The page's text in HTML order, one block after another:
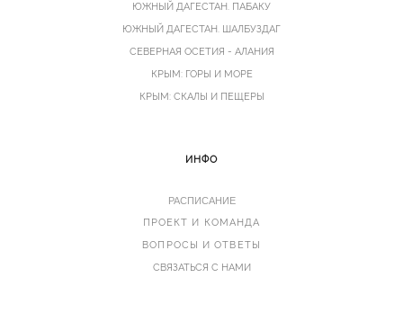
ЮЖНЫЙ ДАГЕСТАН. ПАБАКУ
ЮЖНЫЙ ДАГЕСТАН. ШАЛБУЗДАГ
СЕВЕРНАЯ ОСЕТИЯ - АЛАНИЯ
КРЫМ: ГОРЫ И МОРЕ
КРЫМ: СКАЛЫ И ПЕЩЕРЫ
ИНФО
РАСПИСАНИЕ
ПРОЕКТ И КОМАНДА
ВОПРОСЫ И ОТВЕТЫ
СВЯЗАТЬСЯ С НАМИ